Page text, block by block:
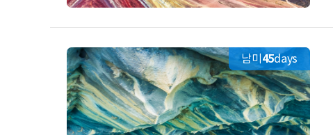
남미 45days